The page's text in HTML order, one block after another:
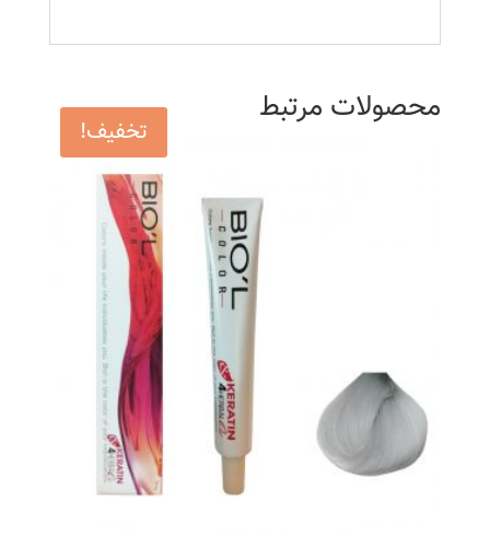
محصولات مرتبط
تخفیف!